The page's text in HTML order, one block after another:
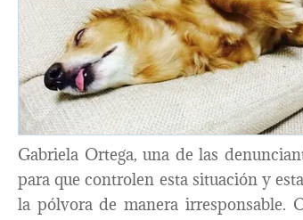
Gabriela Ortega, una de las
para que controlen esta situación y
la pólvora de manera irresponsable.